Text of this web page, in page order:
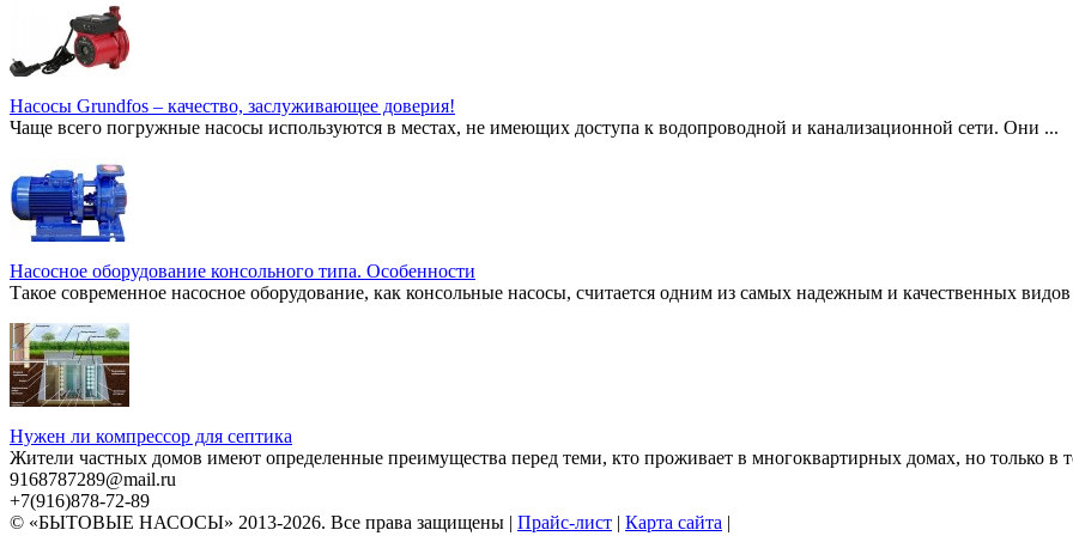
Насосы Grundfos – качество, заслуживающее доверия!
Чаще всего погружные насосы используются в местах, не имеющих доступа к водопроводной и канализационной сети. Они ...
Насосное оборудование консольного типа. Особенности
Такое современное насосное оборудование, как консольные насосы, считается одним из самых надежным и качественных видов
Нужен ли компрессор для септика
Жители частных домов имеют определенные преимущества перед теми, кто проживает в многоквартирных домах, но только в
9168787289@mail.ru
+7(916)878-72-89
© «БЫТОВЫЕ НАСОСЫ» 2013-2026. Все права защищены | Прайс-лист | Карта сайта |